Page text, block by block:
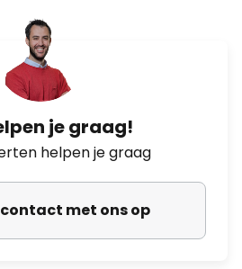
je graag!
helpen je graag
contact met ons op